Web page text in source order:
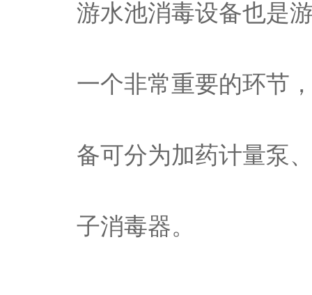
游水池消毒设备也是
一个非常重要的环节
备可分为加药计量泵
子消毒器。